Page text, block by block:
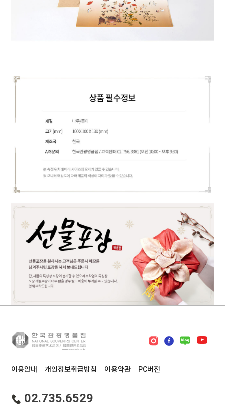
이용안내 개인정보취급방침 이용약관 PC버전
02.735.6529